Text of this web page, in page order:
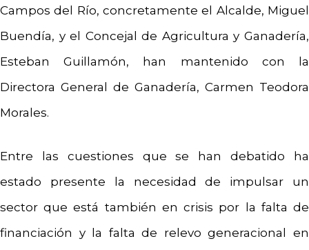
Campos del Río, concretamente el Alcalde, Miguel
Buendía, y el Concejal de Agricultura y Ganadería,
Esteban Guillamón, han mantenido con la
Directora General de Ganadería, Carmen Teodora
Morales.
Entre las cuestiones que se han debatido ha
estado presente la necesidad de impulsar un
sector que está también en crisis por la falta de
financiación y la falta de relevo generacional en